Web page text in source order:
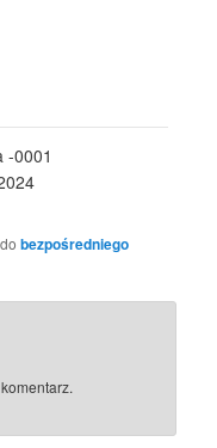
-0001
dobezpośredniego